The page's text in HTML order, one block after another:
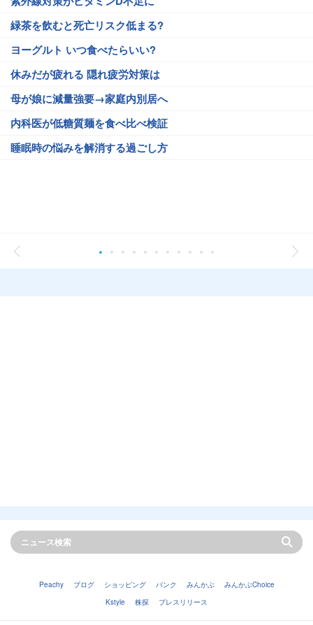
緑茶を飲むと死亡リスク低まる?
ヨーグルト いつ食べたらいい?
休みだが疲れる 隠れ疲労対策は
母が娘に減量強要→家庭内別居へ
内科医が低糖質麺を食べ比べ検証
睡眠時の悩みを解消する過ごし方
Peachy ブログ ショッピング バンク みんかぶ
みんかぶChoice
Kstyle
株探 プレスリリース